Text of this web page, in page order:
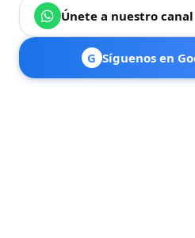
Únete a nuestro
G Síguenos en